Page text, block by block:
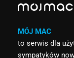
MÓJ MAC
to serwis dla
sympatyków